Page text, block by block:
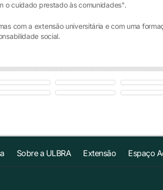
o cuidado prestado às comunidades".
com a extensão universitária e com uma
social.
Sobre a ULBRA Extensão Espaço